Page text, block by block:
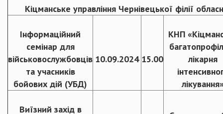
Кіцманське управління Чернівецької філії
Інформаційний
семінар для
військовослужбовців
та учасників
бойових дій (УБД)
10.09.2024 15.00
КНП
лікарня
Виїзний захід в